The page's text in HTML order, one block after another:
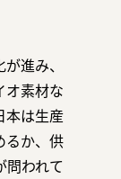
進み、
オ素材な
本は生産
るか、供
問われて